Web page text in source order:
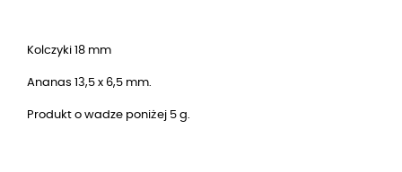
Kolczyki 18 mm
Ananas 13,5 x 6,5 mm.
Produkt o wadze poniżej 5 g.